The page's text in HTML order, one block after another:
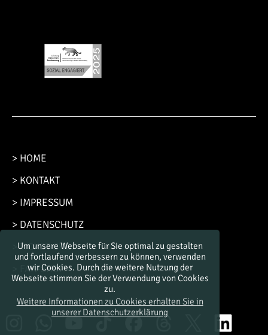
Um unsere Webseite für Sie optimal zu gestalten
und fortlaufend verbessern zu können, verwenden
wir Cookies. Durch die weitere Nutzung der
Webseite stimmen Sie der Verwendung von Cookies
zu.
Weitere Informationen zu Cookies erhalten Sie in
unserer Datenschutzerklärung
> HOME
> KONTAKT
> IMPRESSUM
> DATENSCHUTZ
> TICKET-SHOP
> FAN-SHOP